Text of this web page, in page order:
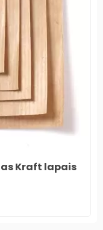
Kraft lapais